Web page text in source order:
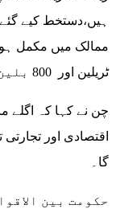
ہیں،دستخط کیے
ٹریلین اور 800 بلین ڈالر سے زیادہ ہے۔
اقتصادی اور
گا۔